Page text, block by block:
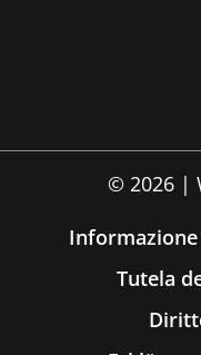
© 2026 |
Informazione
Tutela